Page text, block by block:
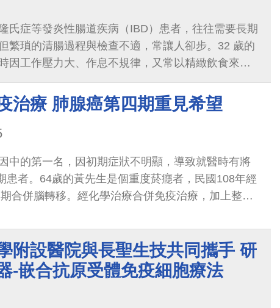
氏症等發炎性腸道疾病（IBD）患者，往往需要長期
繁瑣的清腸過程與檢查不適，常讓人卻步。32 歲的
因工作壓力大、作息不規律，又常以精緻飲食來舒
然出現嚴重「疔瘡」，甚至引發高燒住院。當時也
血便等腸道症狀，但他以為只是免疫力下降感染所
隨著疔瘡治療完成、全身發炎獲得控制，腸道症狀
進一步檢查或追蹤。
治療 肺腺癌第四期重見希望
中的第一名，因初期症狀不明顯，導致就醫時有將
患者。64歲的黃先生是個重度菸癮者，民國108年經
合併腦轉移。經化學治療合併免疫治療，加上整合
附設醫院與長聖生技共同攜手 研
-嵌合抗原受體免疫細胞療法